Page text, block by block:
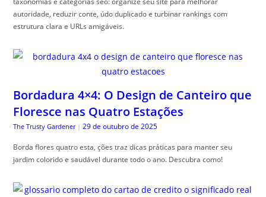
autoridade, reduzir conte, údo duplicado e turbinar rankings com
estrutura clara e URLs amigáveis.
Bordadura 4×4: O Design de Canteiro que
Floresce nas Quatro Estações
The Trusty Gardener | 29 de outubro de 2025
Borda flores quatro esta, ções traz dicas práticas para manter seu
jardim colorido e saudável durante todo o ano. Descubra como!